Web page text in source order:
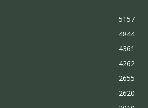
5157
4844
4361
4262
2655
2620